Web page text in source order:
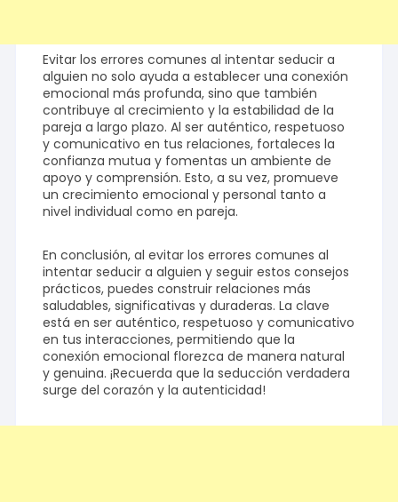
Evitar los errores comunes al intentar seducir a
alguien no solo ayuda a establecer una conexión
emocional más profunda, sino que también
contribuye al crecimiento y la estabilidad de la
pareja a largo plazo. Al ser auténtico, respetuoso
y comunicativo en tus relaciones, fortaleces la
confianza mutua y fomentas un ambiente de
apoyo y comprensión. Esto, a su vez, promueve
un crecimiento emocional y personal tanto a
nivel individual como en pareja.
En conclusión, al evitar los errores comunes al
intentar seducir a alguien y seguir estos consejos
prácticos, puedes construir relaciones más
saludables, significativas y duraderas. La clave
está en ser auténtico, respetuoso y comunicativo
en tus interacciones, permitiendo que la
conexión emocional florezca de manera natural
y genuina. ¡Recuerda que la seducción verdadera
surge del corazón y la autenticidad!